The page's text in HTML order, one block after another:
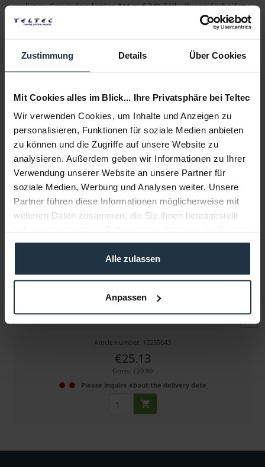
Zustimmung Details Über Cookies
Mit Cookies alles im Blick... Ihre Privatsphäre bei Teltec
Wir verwenden Cookies, um Inhalte und Anzeigen zu
personalisieren, Funktionen für soziale Medien anbieten
zu können und die Zugriffe auf unsere Website zu
analysieren. Außerdem geben wir Informationen zu Ihrer
Verwendung unserer Website an unsere Partner für
soziale Medien, Werbung und Analysen weiter. Unsere
Partner führen diese Informationen möglicherweise mit
weiteren Daten zusammen, die Sie ihnen bereitgestellt
gesammelt haben.
Alle zulassen
Anpassen
walimex Gewindeadapter 1/4 auf 3/8 Zoll Besonderheiten:
reduziert von 3/8 Zoll (MF)...
Manufacturer & Product Safety Information
Folgende Infos zum Hersteller sind verfübar...... more
More articles from +++ walimex pro +++ look at
Rohrklemme kompatibel mit 15 mm Rohren
Article number: 12255643
€25.13
Gross: €29.90
Please inquire about the delivery date